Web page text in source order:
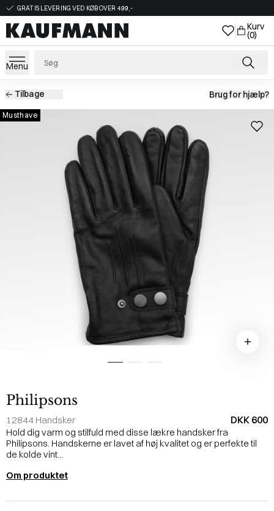
GRATIS LEVERING VED KØB OVER 499,-
Kurv
(0)
Menu
Tilbage Brug for hjælp?
Musthave
Philipsons
12844 Handsker DKK 600
Hold dig varm og stilfuld med disse lækre handsker fra
Philipsons. Handskerne er lavet af høj kvalitet og er perfekte til
de kolde vint...
Om produktet